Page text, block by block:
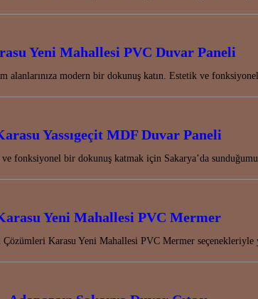
Yeni Mahallesi PVC Duvar Paneli
alanlarınıza modern bir dokunuş katın. Estetik ve
Yassıgeçit MDF Duvar Paneli
ve fonksiyonel bir dokunuş katmak için Sakarya’da
Yeni Mahallesi PVC Mermer
Karasu Yeni Mahallesi PVC Mermer seçenekleriyle